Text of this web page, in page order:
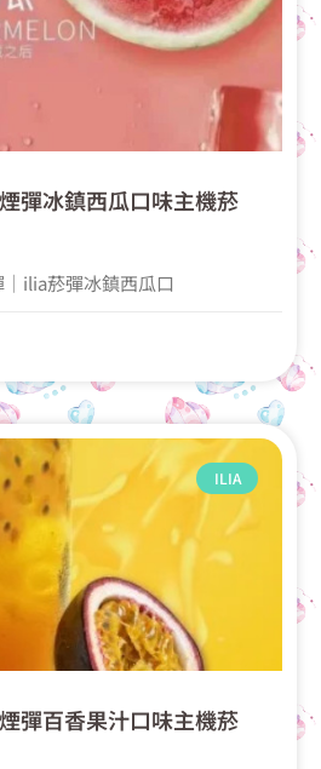
彈冰鎮西瓜口味主機菸
菸彈冰鎮西瓜口
ILIA
彈百香果汁口味主機菸